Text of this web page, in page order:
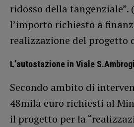
ridosso della tangenziale”.
l’importo richiesto a
realizzazione del
L’autostazione in Viale
Secondo ambito di
48mila euro richiesti al
il progetto per la